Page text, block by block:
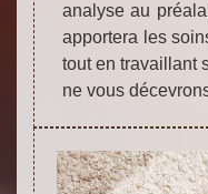
analyse au
apportera les
tout en travaillant
ne vous